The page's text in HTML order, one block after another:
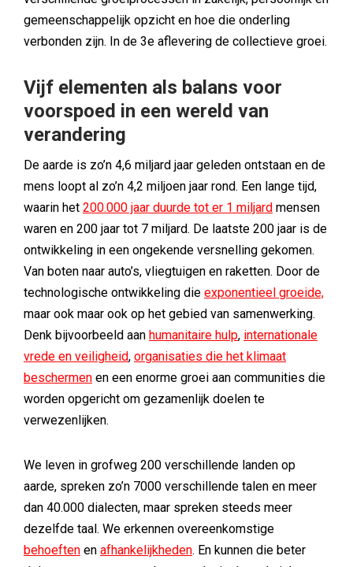
gemeenschappelijk opzicht en hoe die onderling
verbonden zijn. In de 3e aflevering de collectieve groei.
Vijf elementen als balans voor
voorspoed in een wereld van
verandering
De aarde is zo’n 4,6 miljard jaar geleden ontstaan en de
mens loopt al zo’n 4,2 miljoen jaar rond. Een lange tijd,
waarin het 200.000 jaar duurde tot er 1 miljard mensen
waren en 200 jaar tot 7 miljard. De laatste 200 jaar is de
ontwikkeling in een ongekende versnelling gekomen.
Van boten naar auto’s, vliegtuigen en raketten. Door de
technologische ontwikkeling die exponentieel groeide,
maar ook maar ook op het gebied van samenwerking.
Denk bijvoorbeeld aan humanitaire hulp, internationale
vrede en veiligheid, organisaties die het klimaat
beschermen en een enorme groei aan communities die
worden opgericht om gezamenlijk doelen te
verwezenlijken.
We leven in grofweg 200 verschillende landen op
aarde, spreken zo’n 7000 verschillende talen en meer
dan 40.000 dialecten, maar spreken steeds meer
dezelfde taal. We erkennen overeenkomstige
behoeften en afhankelijkheden. En kunnen die beter